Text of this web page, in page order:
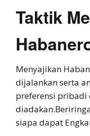
Taktik
Menyajikan
dijalankan serta
preferensi pribadi
siapa dapat